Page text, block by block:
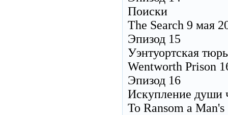
Поиски
The Search 9 мая
Эпизод 15
Уэнтуортская
Wentworth Prison
Эпизод 16
Искупление души
To Ransom a